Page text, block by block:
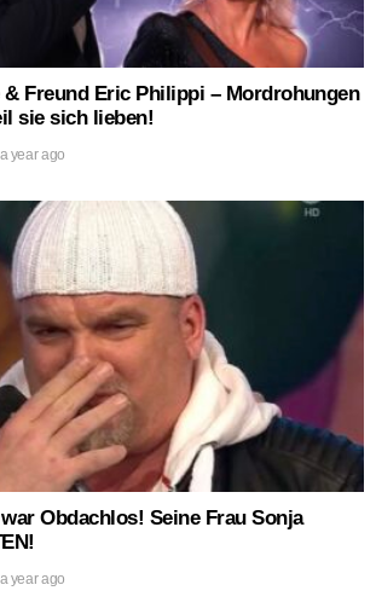
Freund Eric Philippi – Mordrohungen
sie sich lieben!
year ago
Obdachlos! Seine Frau Sonja
year ago